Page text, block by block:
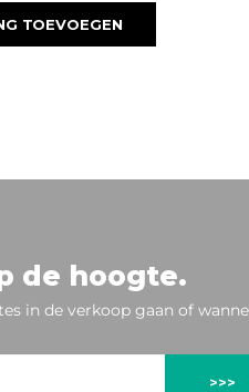
TOEVOEGEN
de hoogte.
in de verkoop gaan of
>>>